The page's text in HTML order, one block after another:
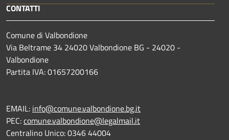
CONTATTI
Comune di Valbondione
Via Beltrame 34 24020 Valbondione BG - 24020 -
Valbondione
Partita IVA: 01657200166
EMAIL: info@comune.valbondione.bg.it
PEC:comune.valbondione@legalmail.it
Centralino Unico: 0346 44004